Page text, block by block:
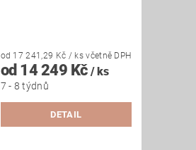
od 17 241,29 Kč / ksvčetně DPH
od 14 249 Kč/ ks
7 - 8 týdnů
DETAIL